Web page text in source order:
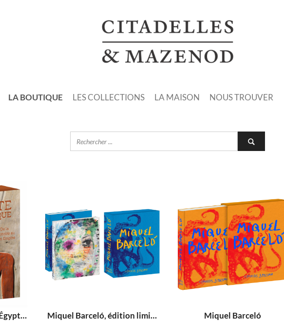
LA BOUTIQUE LES COLLECTIONS LA MAISON NOUS TROUVER
Civilisation et art de l'Égypte pharaonique Miquel Barceló, édition limitée Miquel Barceló